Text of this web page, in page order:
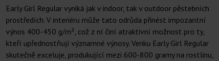
Early Girl Regular vyniká jak v indoor, tak v outdoor pěstebních
prostředích. V interiéru může tato odrůda přinést impozantní
výnos 400-450 g/m², což z ní činí atraktivní možnost pro ty,
kteří upřednostňují významné výnosy. Venku Early Girl Regular
skutečně exceluje, produkující mezi 600-800 gramy na rostlinu,